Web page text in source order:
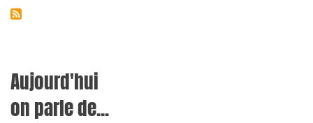
Aujourd'hui
on parle de...